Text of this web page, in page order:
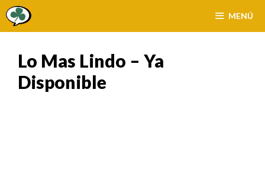
Saltar
MENÚ
Lo Mas Lindo – Ya
Disponible